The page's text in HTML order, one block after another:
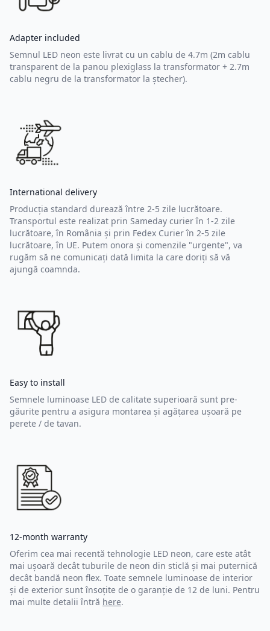
Adapter included
Semnul LED neon este livrat cu un cablu de 4.7m (2m cablu
transparent de la panou plexiglass la transformator + 2.7m
cablu negru de la transformator la ștecher).
International delivery
Producția standard durează între 2-5 zile lucrătoare.
Transportul este realizat prin Sameday curier în 1-2 zile
lucrătoare, în România și prin Fedex Curier în 2-5 zile
lucrătoare, în UE. Putem onora și comenzile "urgente", va
rugăm să ne comunicați dată limita la care doriți să vă
ajungă coamnda.
Easy to install
Semnele luminoase LED de calitate superioară sunt pre-
găurite pentru a asigura montarea și agățarea ușoară pe
perete / de tavan.
12-month warranty
Oferim cea mai recentă tehnologie LED neon, care este atât
mai ușoară decât tuburile de neon din sticlă și mai puternică
decât bandă neon flex. Toate semnele luminoase de interior
și de exterior sunt însoțite de o garanție de 12 de luni. Pentru
mai multe detalii întră here.